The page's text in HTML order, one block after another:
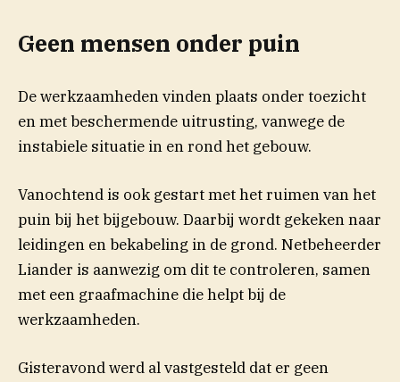
Geen mensen onder puin
De werkzaamheden vinden plaats onder toezicht
en met beschermende uitrusting, vanwege de
instabiele situatie in en rond het gebouw.
Vanochtend is ook gestart met het ruimen van het
puin bij het bijgebouw. Daarbij wordt gekeken naar
leidingen en bekabeling in de grond. Netbeheerder
Liander is aanwezig om dit te controleren, samen
met een graafmachine die helpt bij de
werkzaamheden.
Gisteravond werd al vastgesteld dat er geen